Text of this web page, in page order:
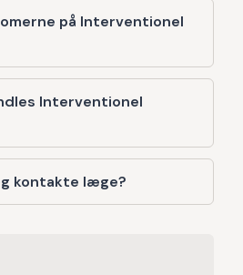
på Interventionel
Interventionel
kontakte læge?